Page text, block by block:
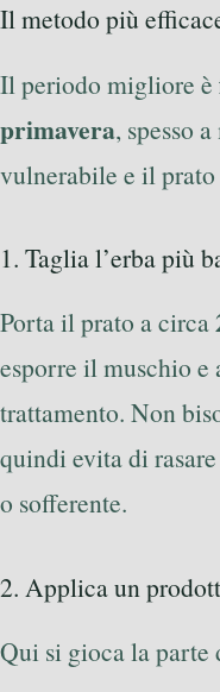
Il metodo più
Il periodo migliore è
primavera, spesso
vulnerabile e il
1. Taglia l’erba più
Porta il prato a circa
esporre il muschio
trattamento. Non
quindi evita di
o sofferente.
2. Applica un
Qui si gioca la parte